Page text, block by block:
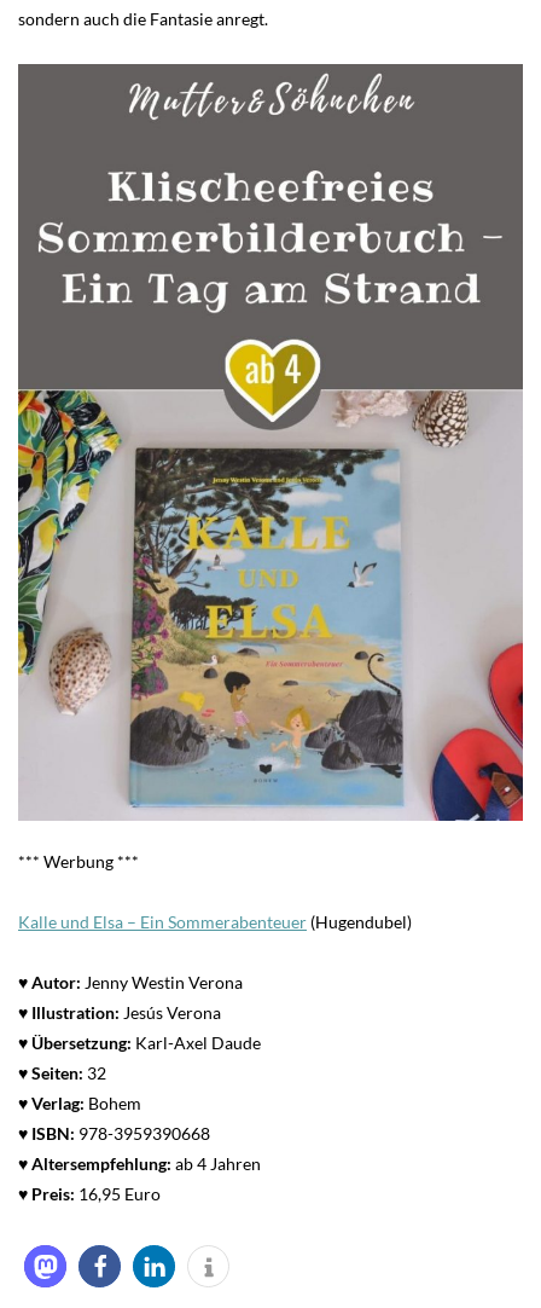
sondern auch die Fantasie anregt.
*** Werbung ***
Kalle und Elsa – Ein Sommerabenteuer (Hugendubel)
♥ Autor: Jenny Westin Verona
♥ Illustration: Jesús Verona
♥Übersetzung: Karl-Axel Daude
♥ Seiten: 32
♥ Verlag: Bohem
♥ ISBN: 978-3959390668
♥ Altersempfehlung: ab 4 Jahren
♥ Preis: 16,95 Euro